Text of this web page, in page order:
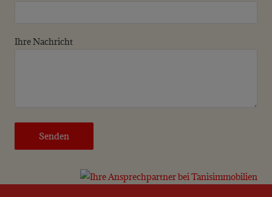
Ihre Nachricht
Bitte lasse dieses Feld leer.